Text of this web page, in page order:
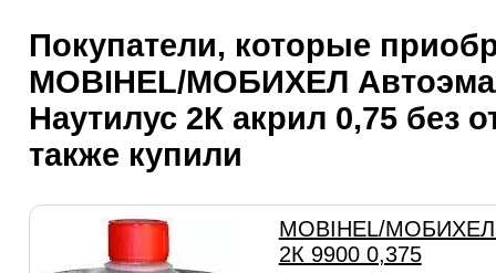
Покупатели, которые
MOBIHEL/МОБИХЕЛ
Наутилус 2К акрил 0,75 без
также купили
MOBIHEL/МОБИХЕЛ
2К 9900 0,375